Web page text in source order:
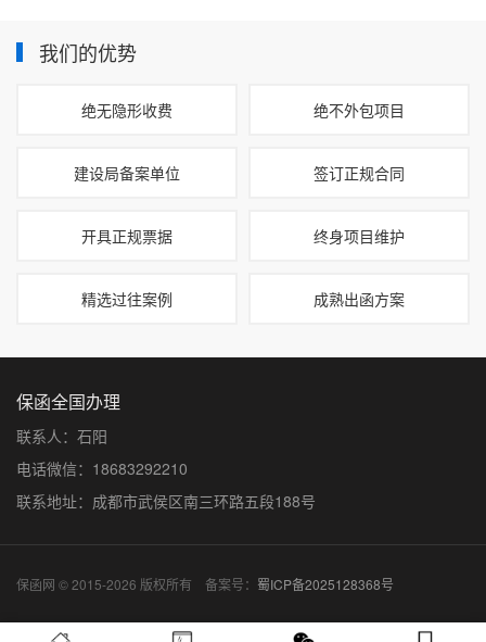
我们的优势
绝无隐形收费 绝不外包项目
建设局备案单位 签订正规合同
开具正规票据 终身项目维护
精选过往案例 成熟出函方案
保函全国办理
联系人：石阳
电话微信：18683292210
联系地址：成都市武侯区南三环路五段188号
保函网 © 2015-2026 版权所有 备案号： 蜀ICP备2025128368号